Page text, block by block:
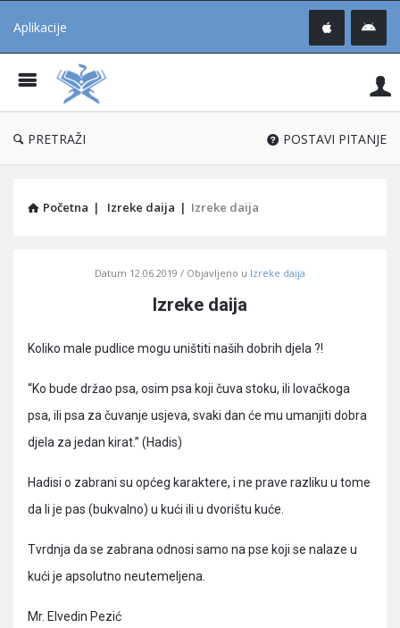
Aplikacije
®
PRETRAŽI POSTAVI PITANJE
Početna | Izreke daija | Izreke daija
Latest
Datum 12.06.2019 Objavljeno u Izreke daija
Izreke daija
Koliko male pudlice mogu uništiti naših dobrih djela ?!
“Ko bude držao psa, osim psa koji čuva stoku, ili lovačkoga
psa, ili psa za čuvanje usjeva, svaki dan će mu umanjiti dobra
djela za jedan kirat.” (Hadis)
Hadisi o zabrani su općeg karaktere, i ne prave razliku u tome
da li je pas (bukvalno) u kući ili u dvorištu kuće.
Tvrdnja da se zabrana odnosi samo na pse koji se nalaze u
kući je apsolutno neutemeljena.
Mr. Elvedin Pezić